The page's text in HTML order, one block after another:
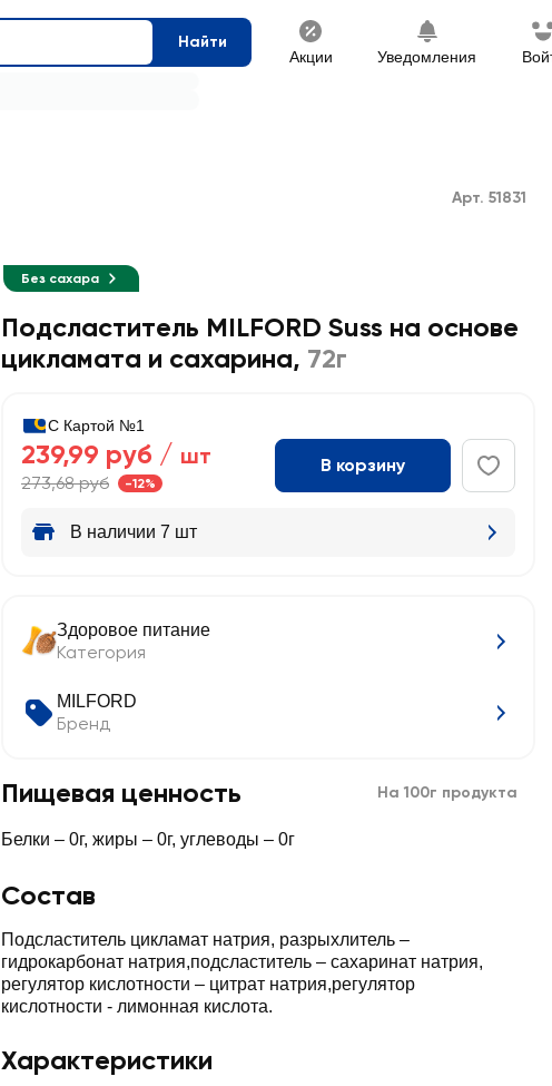
Найти
Акции Уведомления
Арт. 51831
Без сахара
Подсластитель MILFORD Suss на основе
цикламата и сахарина, 72г
С Картой №1
239,99 руб / шт
273,68 руб -12%
В корзину
В наличии 7 шт
Здоровое питание
Категория
MILFORD
Бренд
Пищевая ценность На 100г продукта
Белки – 0г, жиры – 0г, углеводы – 0г
Состав
Подсластитель цикламат натрия, разрыхлитель –
гидрокарбонат натрия,подсластитель – сахаринат натрия,
регулятор кислотности – цитрат натрия,регулятор
кислотности - лимонная кислота.
Характеристики